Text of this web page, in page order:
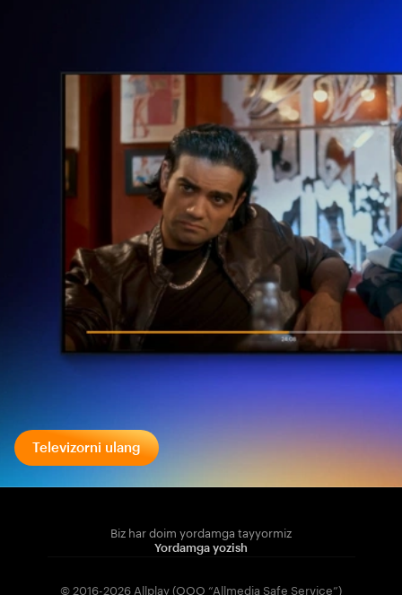
Televizorni ulang
Biz har doim yordamga tayyormiz
Yordamga yozish
© 2016-2026 Allplay (OOO “Allmedia Safe Service”)